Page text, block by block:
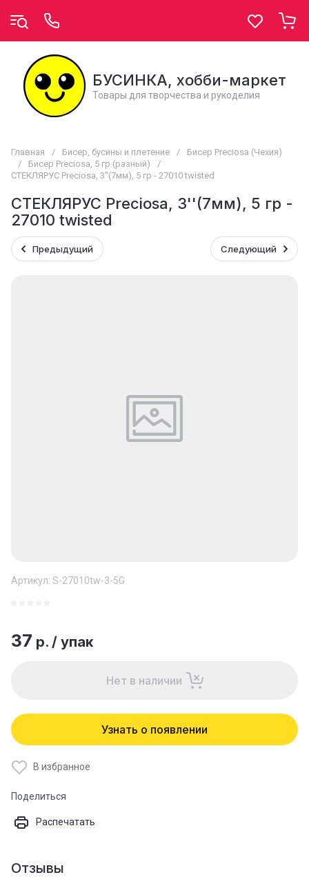
БУСИНКА, хобби-маркет
Товары для творчества и рукоделия
Главная / Бисер, бусины и плетение /
Бисер Preciosa (Чехия)
/
Бисер Preciosa, 5 гр (разный)
/
СТЕКЛЯРУС Preciosa, 3''(7мм), 5 гр - 27010 twisted
СТЕКЛЯРУС Preciosa, 3''(7мм), 5 гр -
27010 twisted
Предыдущий Следующий
Артикул: S-27010tw-3-5G
37 р. / упак
Нет в наличии
Узнать о появлении
В избранное
Поделиться
Распечатать
Отзывы